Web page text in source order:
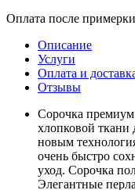
Оплата после примерки
Описание
Услуги
Оплата и
Отзывы
Сорочка премиум
хлопковой ткани
новым
очень быстро
уход. Сорочка
Элегантные